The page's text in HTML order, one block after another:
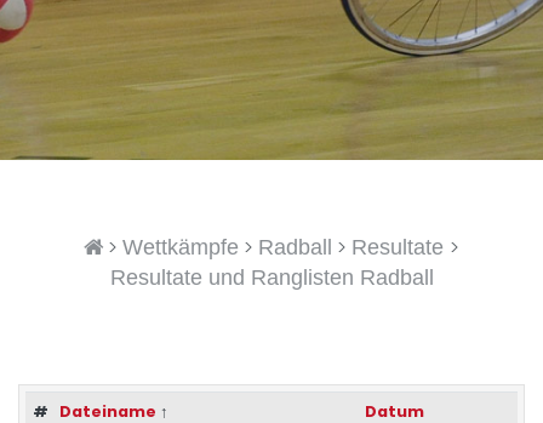
> Wettkämpfe > Radball > Resultate >
Resultate und Ranglisten Radball
# Dateiname ↑
Datum